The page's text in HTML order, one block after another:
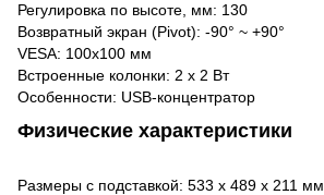
Регулировка по высоте, мм: 130
Возвратный экран (Pivot): -90° ~ +90°
VESA: 100x100 мм
Встроенные колонки: 2 x 2 Вт
Особенности: USB-концентратор
Физические характеристики
Размеры с подставкой: 533 x 489 x 211 мм